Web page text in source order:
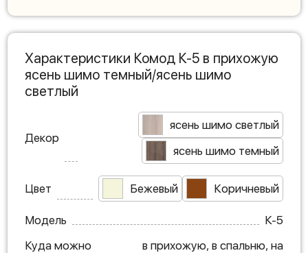
Характеристики Комод К-5 в прихожую
ясень шимо темный/ясень шимо
светлый
Декор
ясень шимо светлый
ясень шимо темный
Цвет Бежевый Коричневый
Модель
К-5
Куда можно
в прихожую, в спальню, на